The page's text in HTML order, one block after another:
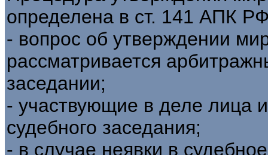
определена в ст. 141 АПК
- вопрос об утверждении
рассматривается
заседании;
- участвующие в деле лица
судебного заседания;
- в случае неявки в